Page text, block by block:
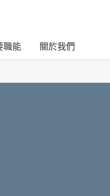
職能 關於我們